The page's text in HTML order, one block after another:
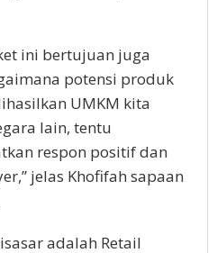
ini bertujuan juga
potensi produk
UMKM kita
lain, tentu
respon positif dan
jelas Khofifah sapaan
adalah Retail